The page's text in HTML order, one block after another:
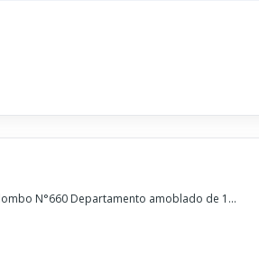
N°660 Departamento amoblado de 1...